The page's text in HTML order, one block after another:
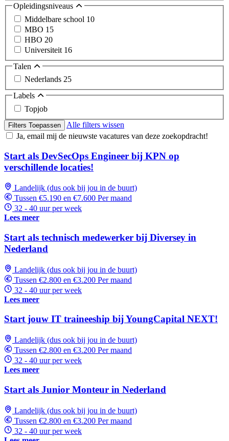
Opleidingsniveaus
Middelbare school 10
MBO 15
HBO 20
Universiteit 16
Talen
Nederlands 25
Labels
Topjob
Filters Toepassen
Alle filters wissen
Ja, email mij de nieuwste vacatures van deze zoekopdracht!
Start als DevSecOps Engineer bij KPN op
verschillende locaties!
Landelijk (dus ook bij jou in de buurt)
Tussen €5.190 en €7.600 Per maand
32 - 40 uur per week
Lees meer
Start als technisch medewerker bij Diversey in
Nederland
Landelijk (dus ook bij jou in de buurt)
Tussen €2.800 en €3.200 Per maand
32 - 40 uur per week
Lees meer
Start jouw IT traineeship bij YoungCapital NEXT!
Landelijk (dus ook bij jou in de buurt)
Tussen €2.800 en €3.200 Per maand
32 - 40 uur per week
Lees meer
Start als Junior Monteur in Nederland
Landelijk (dus ook bij jou in de buurt)
Tussen €2.800 en €3.200 Per maand
32 - 40 uur per week